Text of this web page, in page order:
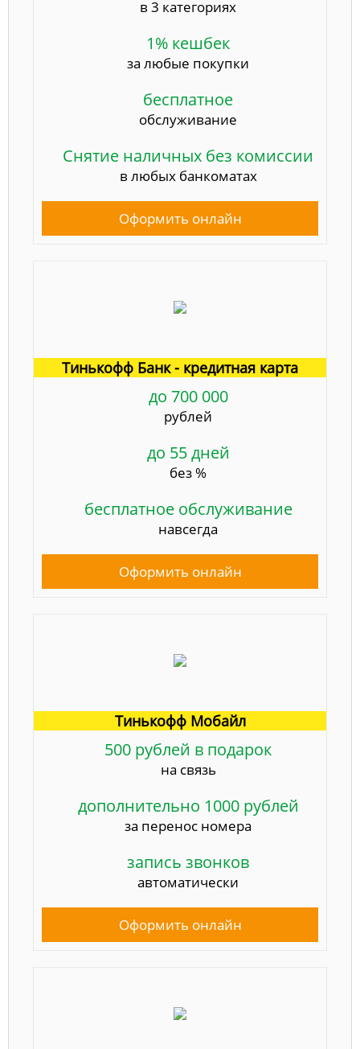
в 3 категориях
1% кешбек
за любые покупки
бесплатное
обслуживание
Снятие наличных без комиссии
в любых банкоматах
Оформить онлайн
Тинькофф Банк - кредитная карта
до 700 000
рублей
до 55 дней
без %
бесплатное обслуживание
навсегда
Оформить онлайн
Тинькофф Мобайл
500 рублей в подарок
на связь
дополнительно 1000 рублей
за перенос номера
запись звонков
автоматически
Оформить онлайн